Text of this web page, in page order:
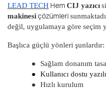
LEAD TECH Hem CIJ yazıcı
makinesiçözümleri
değil, uygulamaya göre seçim
Başlıca güçlü yönleri şunlardır:
●
Sağlam donanım
●
Kullanıcı dostu
●
Hızlı kurulum